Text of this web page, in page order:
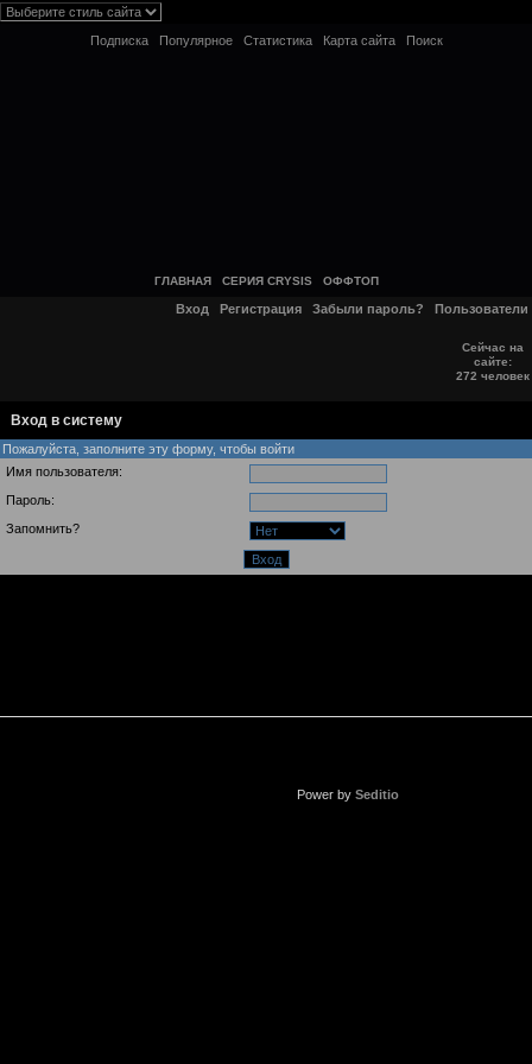
Подписка Популярное Статистика Карта сайта Поиск
ГЛАВНАЯ СЕРИЯ CRYSIS ОФФТОП
Вход Регистрация Забыли пароль? Пользователи
Сейчас на
сайте:
272 человек
Вход в систему
Пожалуйста, заполните эту форму, чтобы войти
Имя пользователя:
Пароль:
Запомнить?
Power by Seditio